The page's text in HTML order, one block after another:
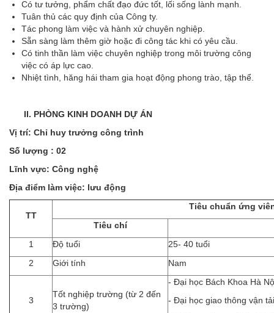
Có tư tưởng, phẩm chất đạo đức tốt, lối sống lành mạnh.
Tuân thủ các quy định của Công ty.
Tác phong làm việc và hành xử chuyên nghiệp.
Sẵn sàng làm thêm giờ hoặc đi công tác khi có yêu cầu.
Có tinh thần làm việc chuyên nghiệp trong môi trường công
việc có áp lực cao.
Nhiệt tình, hăng hái tham gia hoạt động phong trào, tập thể.
II. PHÒNG KINH DOANH DỰ ÁN
Vị trí: Chỉ huy trưởng công trình
Số lượng : 02
Lĩnh vực: Công nghệ
Địa điểm làm việc: lưu động
TT
Tiêu chuẩn ứng
Tiêu chí
1
Độ tuổi
25- 40 tuổi
2
Giới tính Nam
3
Tốt nghiệp trường (từ 2 đến
3 trường)
- Đại học Bách Khoa Hà
- Đại học giao thông vận tải